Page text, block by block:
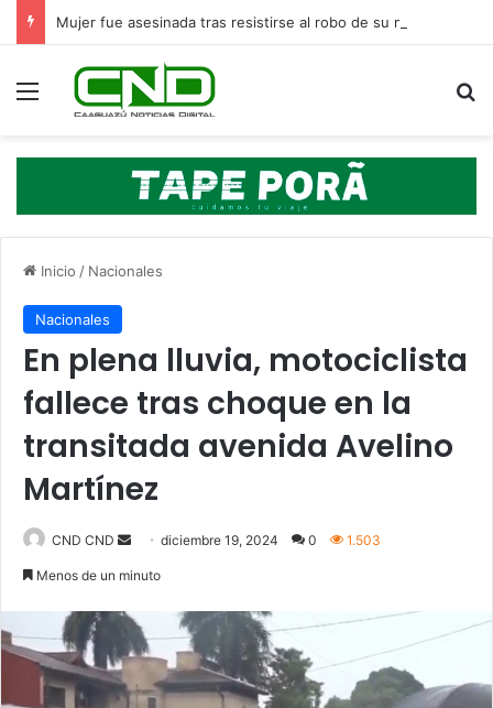
Menú
Inicio / Nacionales
Nacionales
En plena lluvia, motociclista
fallece tras choque en la
transitada avenida Avelino
Martínez
CND CND
Senddiciembre 19, 2024 0 1.503
Menos de un minuto